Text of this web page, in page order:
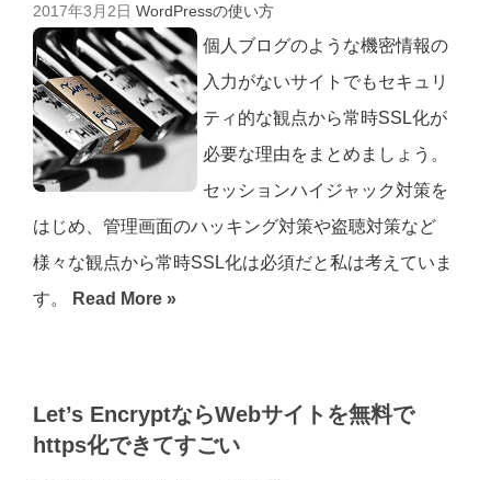
2017年3月2日 WordPressの使い方
個人ブログのような機密情報の
入力がないサイトでもセキュリ
ティ的な観点から常時SSL化が
必要な理由をまとめましょう。
セッションハイジャック対策を
はじめ、管理画面のハッキング対策や盗聴対策など
様々な観点から常時SSL化は必須だと私は考えていま
す。
Read More »
Let’s EncryptならWebサイトを無料で
https化できてすごい